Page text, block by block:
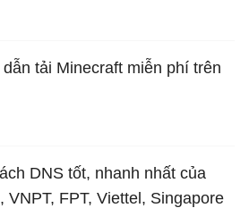
tải Minecraft miễn phí trên
DNS tốt, nhanh nhất của
VNPT, FPT, Viettel, Singapore